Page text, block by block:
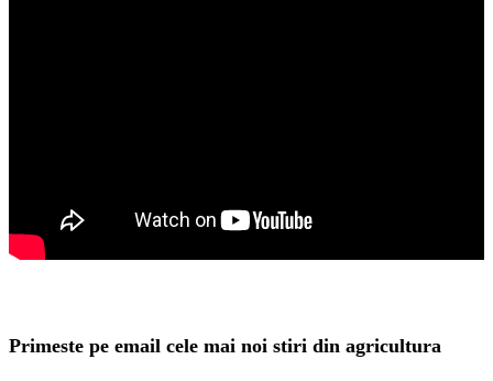
Primeste pe email cele mai noi stiri din agricultura